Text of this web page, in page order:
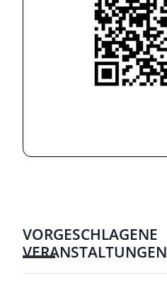
VORGESCHLAGENE
VERANSTALTUNGEN